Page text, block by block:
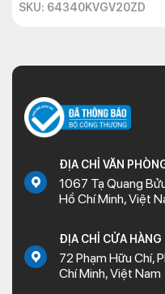
SKU: 64340KVGV20ZD
ĐỊA CHỈ VĂN
1067 Tạ Quang
Hồ Chí Minh, Việt
ĐỊA CHỈ CỬA HÀNG
72 Phạm Hữu Chí,
Chí Minh, Việt Nam